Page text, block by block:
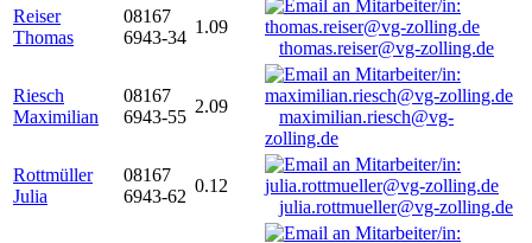
Reiser
Thomas
08167
6943-34
1.09
thomas.reiser@vg-zolling.de
Riesch
Maximilian
08167
6943-55
2.09
maximilian.riesch@vg-
zolling.de
Rottmüller
Julia
08167
6943-62
0.12
julia.rottmueller@vg-zolling.de